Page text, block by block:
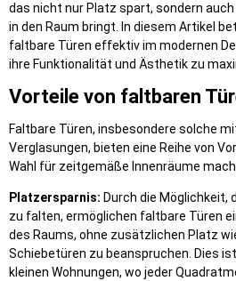
das nicht nur Platz spart, sondern auch
in den Raum bringt. In diesem Artikel
faltbare Türen effektiv im modernen
ihre Funktionalität und Ästhetik zu
Vorteile von faltbaren
Faltbare Türen, insbesondere solche
Verglasungen, bieten eine Reihe von
Wahl für zeitgemäße Innenräume
Platzersparnis: Durch die Möglichkeit,
zu falten, ermöglichen faltbare Türen
des Raums, ohne zusätzlichen Platz
Schiebetüren zu beanspruchen. Dies
kleinen Wohnungen, wo jeder